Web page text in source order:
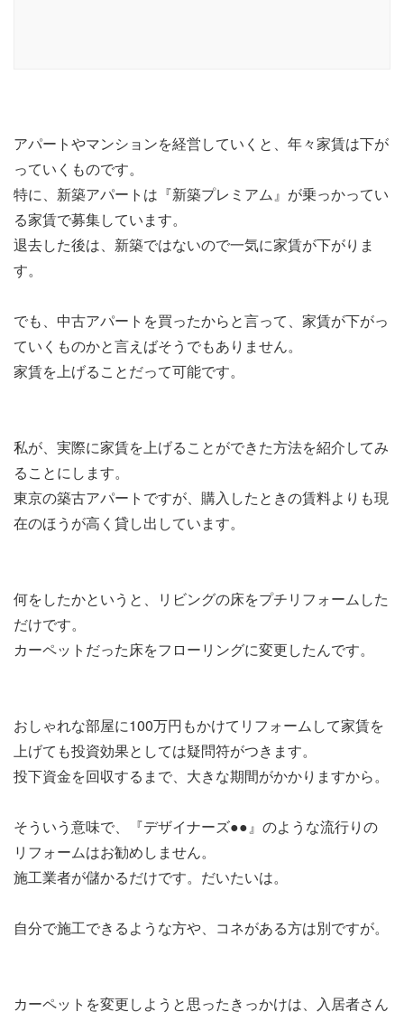
アパートやマンションを経営していくと、年々家賃は下が
っていくものです。
特に、新築アパートは『新築プレミアム』が乗っかってい
る家賃で募集しています。
退去した後は、新築ではないので一気に家賃が下がりま
す。
でも、中古アパートを買ったからと言って、家賃が下がっ
ていくものかと言えばそうでもありません。
家賃を上げることだって可能です。
私が、実際に家賃を上げることができた方法を紹介してみ
ることにします。
東京の築古アパートですが、購入したときの賃料よりも現
在のほうが高く貸し出しています。
何をしたかというと、リビングの床をプチリフォームした
だけです。
カーペットだった床をフローリングに変更したんです。
おしゃれな部屋に100万円もかけてリフォームして家賃を
上げても投資効果としては疑問符がつきます。
投下資金を回収するまで、大きな期間がかかりますから。
そういう意味で、『デザイナーズ●●』のような流行りの
リフォームはお勧めしません。
施工業者が儲かるだけです。だいたいは。
自分で施工できるような方や、コネがある方は別ですが。
カーペットを変更しようと思ったきっかけは、入居者さん